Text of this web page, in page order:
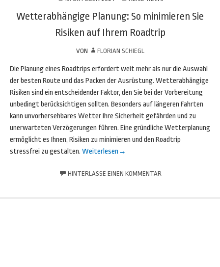
Wetterabhängige Planung: So minimieren Sie
Risiken auf Ihrem Roadtrip
VON FLORIAN SCHIEGL
Die Planung eines Roadtrips erfordert weit mehr als nur die Auswahl
der besten Route und das Packen der Ausrüstung. Wetterabhängige
Risiken sind ein entscheidender Faktor, den Sie bei der Vorbereitung
unbedingt berücksichtigen sollten. Besonders auf längeren Fahrten
kann unvorhersehbares Wetter Ihre Sicherheit gefährden und zu
unerwarteten Verzögerungen führen. Eine gründliche Wetterplanung
ermöglicht es Ihnen, Risiken zu minimieren und den Roadtrip
stressfrei zu gestalten. Weiterlesen →
HINTERLASSE EINEN KOMMENTAR